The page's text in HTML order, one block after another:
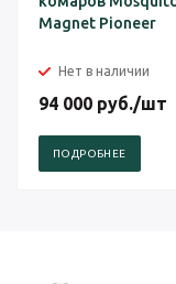
Magnet Pioneer
Нет в наличии
94 000 руб./шт
ПОДРОБНЕЕ